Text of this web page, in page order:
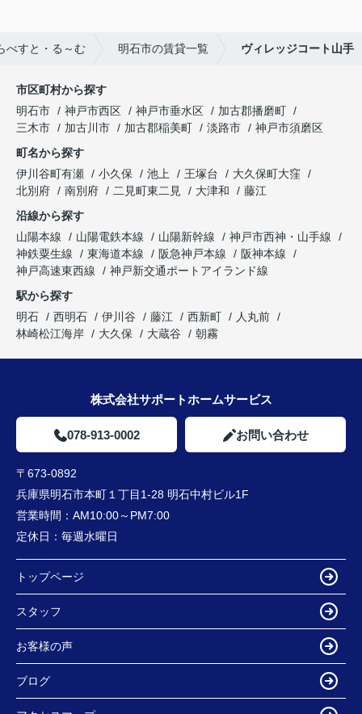
べすと・る～む 明石市の賃貸一覧 ヴィレッジコート山手
市区町村から探す
明石市
神戸市西区 神戸市垂水区
加古郡播磨町
三木市
加古川市 加古郡稲美町 淡路市
神戸市須磨区
町名から探す
伊川谷町有瀬
小久保 池上 王塚台
大久保町大窪
北別府
南別府 二見町東二見 大津和
藤江
沿線から探す
山陽本線
山陽電鉄本線 山陽新幹線
神戸市西神・山手線
神鉄粟生線
東海道本線 阪急神戸本線
阪神本線
神戸高速東西線
神戸新交通ポートアイランド線
駅から探す
明石
西明石 伊川谷 藤江 西新町
人丸前
林崎松江海岸
大久保 大蔵谷 朝霧
株式会社サポートホームサービス
078-913-0002 お問い合わせ
〒673-0892
兵庫県明石市本町１丁目1-28 明石中村ビル1F
営業時間： AM10:00～PM7:00
定休日： 毎週水曜日
トップページ
スタッフ
お客様の声
ブログ